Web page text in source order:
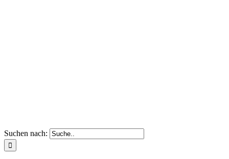
Suchen nach: